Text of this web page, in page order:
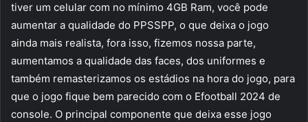
tiver um celular com no mínimo 4GB Ram, você pode
aumentar a qualidade do PPSSPP, o que deixa o jogo
ainda mais realista, fora isso, fizemos nossa parte,
aumentamos a qualidade das faces, dos uniformes e
também remasterizamos os estádios na hora do jogo, para
que o jogo fique bem parecido com o Efootball 2024 de
console. O principal componente que deixa esse jogo